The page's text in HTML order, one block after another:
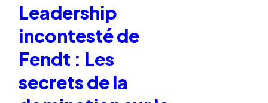
Leadership
incontesté de
Fendt : Les
secrets de la